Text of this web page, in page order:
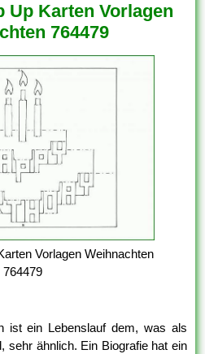
Up Karten Vorlagen
764479
Vorlagen Weihnachten
764479
ist ein Lebenslauf dem, was als
sehr ähnlich. Ein Biografie hat ein